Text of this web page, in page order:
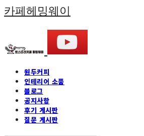
카페헤밍웨이
원두커피
인테리어 소품
블로그
공지사항
후기 게시판
질문 게시판